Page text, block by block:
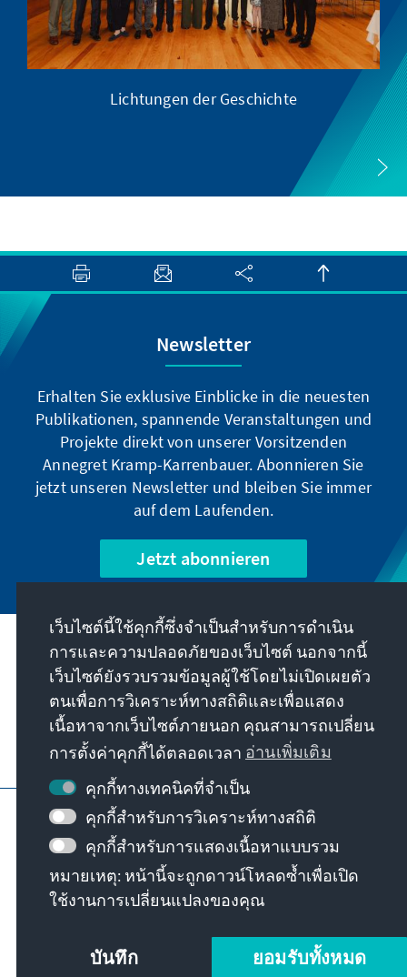
Lichtungen der Geschichte
Newsletter
Erhalten Sie exklusive Einblicke in die neuesten
Publikationen, spannende Veranstaltungen und
Projekte direkt von unserer Vorsitzenden
Annegret Kramp-Karrenbauer. Abonnieren Sie
jetzt unseren Newsletter und bleiben Sie immer
auf dem Laufenden.
Jetzt abonnieren
พันธกิจของเรา
ติดต่อ
ข้อเสนออื่นๆ จากมูลนิธิ
ข้อมูลเว็บไซต์
การป้องกันข้อมูล
เงื่อนไขการใช้งาน
Erklärung zur Barrierefreiheit
Barriere melden
แผนผังเว็บไซต์
© Konrad-Adenauer-Stiftung e.V. 2026
เว็บไซต์นี้ใช้คุกกี้ซึ่งจำเป็นสำหรับการดำเนิน
การและความปลอดภัยของเว็บไซต์ นอกจากนี้
เว็บไซต์ยังรวบรวมข้อมูลผู้ใช้โดยไม่เปิดเผยตัว
ตนเพื่อการวิเคราะห์ทางสถิติและเพื่อแสดง
เนื้อหาจากเว็บไซต์ภายนอก คุณสามารถเปลี่ยน
การตั้งค่าคุกกี้ได้ตลอดเวลา อ่านเพิ่มเติม
คุกกี้ทางเทคนิคที่จำเป็น
คุกกี้สำหรับการวิเคราะห์ทางสถิติ
คุกกี้สำหรับการแสดงเนื้อหาแบบรวม
หมายเหตุ: หน้านี้จะถูกดาวน์โหลดซ้ำเพื่อเปิด
ใช้งานการเปลี่ยนแปลงของคุณ
บันทึก ยอมรับทั้งหมด